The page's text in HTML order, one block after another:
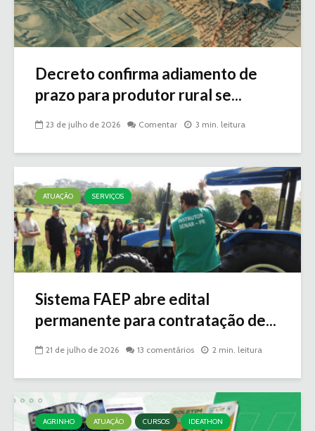
Decreto confirma adiamento de
prazo para produtor rural se...
23 de julho de 2026 Comentar 3 min. leitura
ATUAÇÃO SERVIÇOS
Sistema FAEP abre edital
permanente para contratação de...
21 de julho de 2026 13 comentários 2 min. leitura
AGRINHO ATUAÇÃO CURSOS
IDEATHON